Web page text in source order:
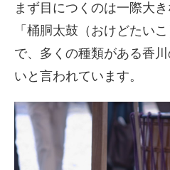
まず目につくのは一際大
「桶胴太鼓（おけどたい
で、多くの種類がある香
いと言われています。